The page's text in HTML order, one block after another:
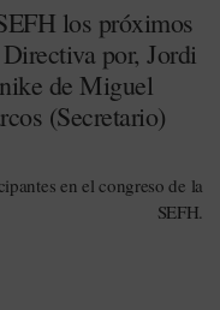
los próximos
por, Jordi
de Miguel
(Secretario)
en el congreso de la
SEFH.